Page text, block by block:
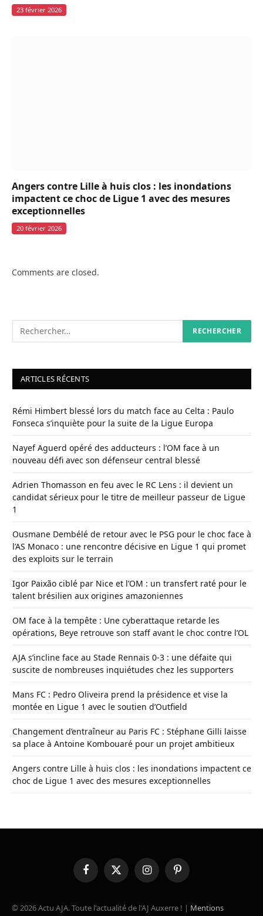
23 février 2026
Angers contre Lille à huis clos : les inondations
impactent ce choc de Ligue 1 avec des mesures
exceptionnelles
20 février 2026
Comments are closed.
ARTICLES RÉCENTS
Rémi Himbert blessé lors du match face au Celta : Paulo
Fonseca s’inquiète pour la suite de la Ligue Europa
Nayef Aguerd opéré des adducteurs : l’OM face à un
nouveau défi avec son défenseur central blessé
Adrien Thomasson en feu avec le RC Lens : il devient un
candidat sérieux pour le titre de meilleur passeur de Ligue
1
Ousmane Dembélé de retour avec le PSG pour le choc face à
l’AS Monaco : une rencontre décisive en Ligue 1 qui promet
des exploits sur le terrain
Igor Paixão ciblé par Nice et l’OM : un transfert raté pour le
talent brésilien aux origines amazoniennes
OM face à la tempête : Une cyberattaque retarde les
opérations, Beye retrouve son staff avant le choc contre l’OL
AJA s’incline face au Stade Rennais 0-3 : une défaite qui
suscite de nombreuses inquiétudes chez les supporters
Mans FC : Pedro Oliveira prend la présidence et vise la
montée en Ligue 1 avec le soutien d’Outfield
Changement d’entraîneur au Paris FC : Stéphane Gilli laisse
sa place à Antoine Kombouaré pour un projet ambitieux
Angers contre Lille à huis clos : les inondations impactent ce
choc de Ligue 1 avec des mesures exceptionnelles
FacebookX
(Twitter)
InstagramPinterest
© 2026 Actu AJA. Toute l'actualité de l'AJ Auxerre ! | Mentions